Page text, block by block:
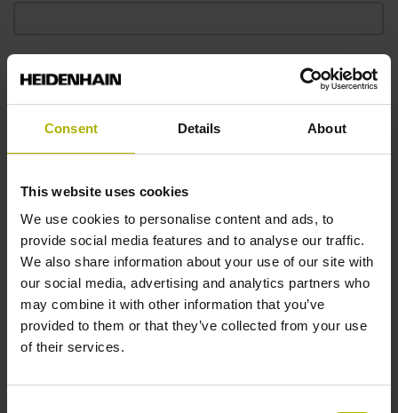
Consent Details About
This website uses cookies
We use cookies to personalise content and ads, to
provide social media features and to analyse our traffic.
We also share information about your use of our site with
our social media, advertising and analytics partners who
may combine it with other information that you’ve
provided to them or that they’ve collected from your use
of their services.
E-Mail*
Telefon*
Nachricht